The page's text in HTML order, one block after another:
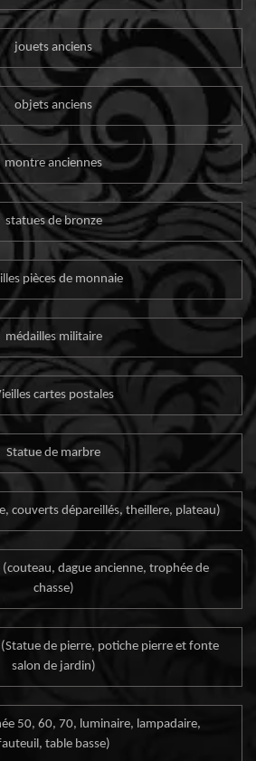
jouets anciens
objets anciens
montre anciennes
statues de bronze
pièces de monnaie
médailles militaire
cartes postales
Statue de marbre
couverts dépareillés, theillere, plateau)
(couteau, dague ancienne, trophée de
chasse)
de pierre, potiche pierre et fonte
salon de jardin)
50, 60, 70, luminaire, lampadaire,
table basse)